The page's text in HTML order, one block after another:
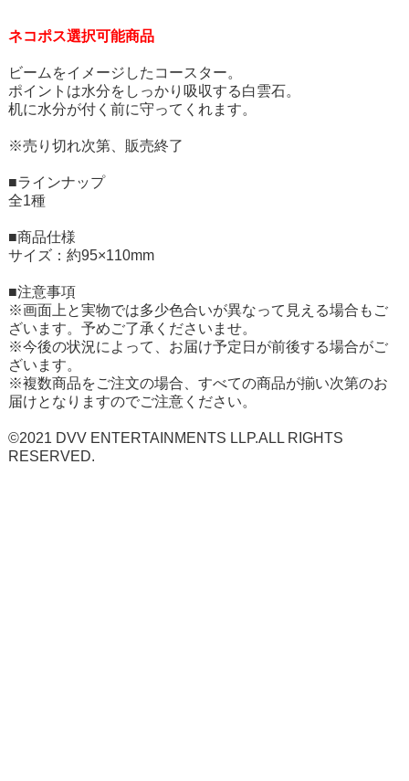
ネコポス選択可能商品
ビームをイメージしたコースター。
ポイントは水分をしっかり吸収する白雲石。
机に水分が付く前に守ってくれます。
※売り切れ次第、販売終了
■ラインナップ
全1種
■商品仕様
サイズ：約95×110mm
■注意事項
※画面上と実物では多少色合いが異なって見える場合もご
ざいます。予めご了承くださいませ。
※今後の状況によって、お届け予定日が前後する場合がご
ざいます。
※複数商品をご注文の場合、すべての商品が揃い次第のお
届けとなりますのでご注意ください。
©2021 DVV ENTERTAINMENTS LLP.ALL RIGHTS
RESERVED.